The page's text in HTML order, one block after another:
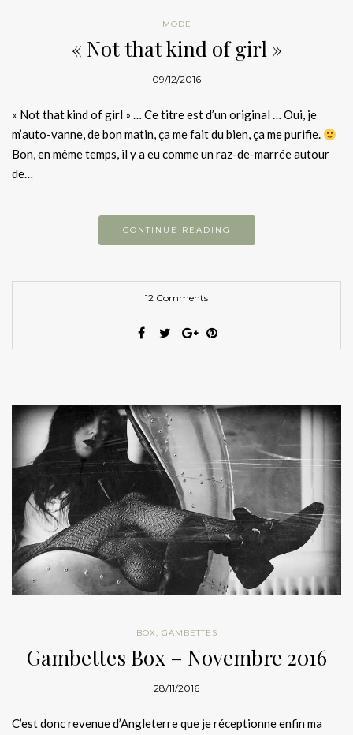
MODE
« Not that kind of girl »
09/12/2016
« Not that kind of girl » … Ce titre est d’un original … Oui, je
m’auto-vanne, de bon matin, ça me fait du bien, ça me purifie.
Bon, en même temps, il y a eu comme un raz-de-marrée autour
de…
CONTINUE READING
12 Comments
BOX, GAMBETTES
Gambettes Box – Novembre 2016
28/11/2016
C’est donc revenue d’Angleterre que je réceptionne enfin ma